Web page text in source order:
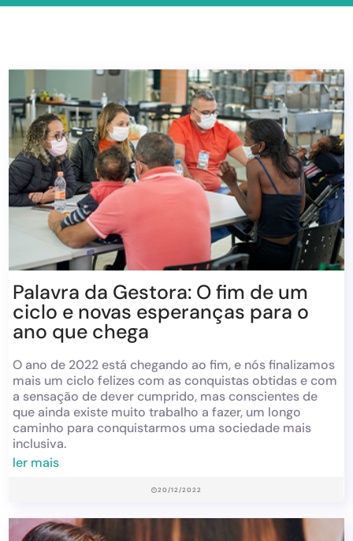
Palavra da Gestora: O fim de um
ciclo e novas esperanças para o
ano que chega
O ano de 2022 está chegando ao fim, e nós finalizamos
mais um ciclo felizes com as conquistas obtidas e com
a sensação de dever cumprido, mas conscientes de
que ainda existe muito trabalho a fazer, um longo
caminho para conquistarmos uma sociedade mais
inclusiva.
ler mais
20/12/2022